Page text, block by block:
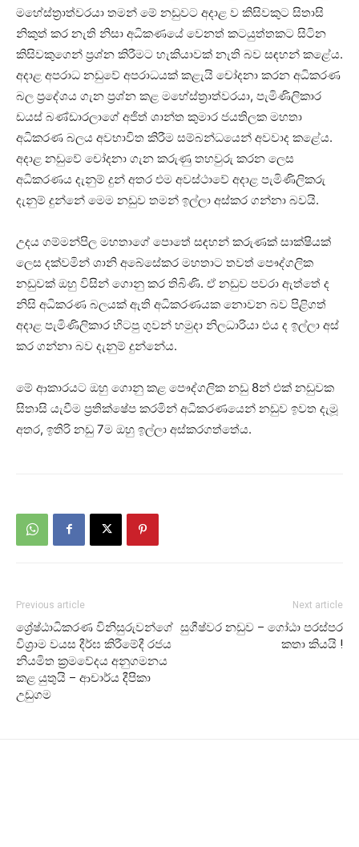
මහේස්ත්‍රාත්වරයා තමන් මේ නඩුවට අදාළ ව කිසිවකුට සිතාසි
නිකුත් කර නැති නිසා අධිකණයේ වෙනත් කටයුත්තකට සිටින
කිසිවකුගෙන් ප්‍රශ්න කිරීමට හැකියාවක් නැති බව සඳහන් කළේය.
අදාළ අපරාධ නඩුවේ අපරාධයක් කළැයි චෝදනා කරන අධිකරණ
බල ප්‍රදේශය ගැන ප්‍රශ්න කළ මහේස්ත්‍රාත්වරයා, පැමිණිලිකාර
ඩයස් බණ්ඩාරලාගේ අජිත් ශාන්ත කුමාර ජයතිලක මහතා
අධිකරණ බලය අවභාවිත කිරීම සම්බන්ධයෙන් අවවාද කළේය.
අදාළ නඩුවේ චෝදනා ගැන කරුණු තහවුරු කරන ලෙස
අධිකරණය දැනුම් දුන් අතර එම අවස්ථාවේ අදාළ පැමිණිලිකරු
දැනුම් දුන්නේ මෙම නඩුව තමන් ඉල්ලා අස්කර ගන්නා බවයි.
උදය ගම්මන්පිල මහතාගේ පොතේ සඳහන් කරුණක් සාක්ෂියක්
ලෙස දක්වමින් ශානි අබේසේකර මහතාට තවත් පෞද්ගලික
නඩුවක් ඔහු විසින් ගොනු කර තිබිණි. ඒ නඩුව පවරා ඇත්තේ ද
නිසි අධිකරණ බලයක් ඇති අධිකරණයක නොවන බව පිළිගත්
අදාළ පැමිණිලිකාර හිටපු ගුවන් හමුදා නිලධාරියා එය ද ඉල්ලා අස්
කර ගන්නා බව දැනුම් දුන්නේය.
මේ ආකාරයට ඔහු ගොනු කළ පෞද්ගලික නඩු 8න් එක් නඩුවක
සිතාසි යැවීම ප්‍රතික්ෂේප කරමින් අධිකරණයෙන් නඩුව ඉවත දැමූ
අතර, ඉතිරි නඩු 7ම ඔහු ඉල්ලා අස්කරගත්තේය.
Previous article
ශ්‍රේෂ්ඨාධිකරණ විනිසුරුවන්ගේ
විශ්‍රාම වයස දීර්ඝ කිරීමේදී රජය
නියමිත ක්‍රමවේදය අනුගමනය
කළ යුතුයි – ආචාර්ය දීපිකා
උඩුගම
Next article
සුගීෂ්වර නඩුව – ගෝඨා පරස්පර
කතා කියයි !